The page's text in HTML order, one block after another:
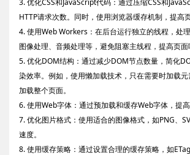
HTTP请求次数。同时，使用浏览器缓存机制，提高
4. 使用Web Workers：在后台运行独立的线程，处
图像处理、音频处理等，避免阻塞主线程，提高页面
5. 优化DOM结构：通过减少DOM节点数量，简化
染效率。例如，使用懒加载技术，只在需要时加载
加载整个页面。
6. 使用Web字体：通过预加载和缓存Web字体，提高
7. 优化图片格式：使用适合的图像格式，如PNG、
速度。
8. 使用缓存策略：通过设置合理的缓存策略，如